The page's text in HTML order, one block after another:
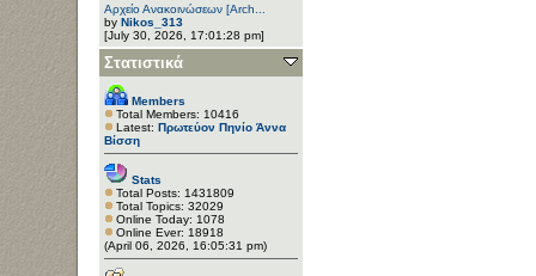
Αρχείο Ανακοινώσεων [Arch...
by Nikos_313
[July 30, 2026, 17:01:28 pm]
Στατιστικά
Members
Total Members: 10416
Latest: Πρωτεύον Πηνίο Άννα
Βίσση
Stats
Total Posts: 1431809
Total Topics: 32029
Online Today: 1078
Online Ever: 18918
(April 06, 2026, 16:05:31 pm)